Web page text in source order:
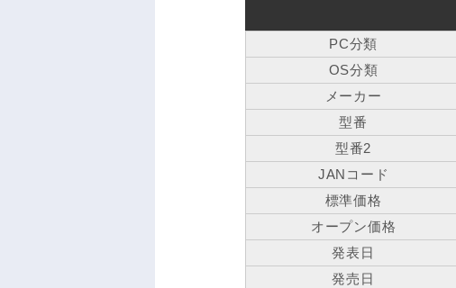
PC分類
OS分類
メーカー
型番
型番2
JANコード
標準価格
オープン価格
発表日
発売日